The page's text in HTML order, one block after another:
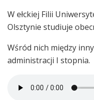
W ełckiej Filii
Olsztynie studiuje
Wśród nich między
administracji I stopnia.